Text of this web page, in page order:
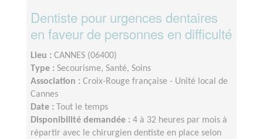
Dentiste pour urgences dentaires
en faveur de personnes en difficulté
Lieu : CANNES (06400)
Type : Secourisme, Santé, Soins
Association : Croix-Rouge française - Unité local de
Cannes
Date :
Tout le temps
Disponibilité demandée : 4 à 32 heures par mois à
répartir avec le chirurgien dentiste en place selon